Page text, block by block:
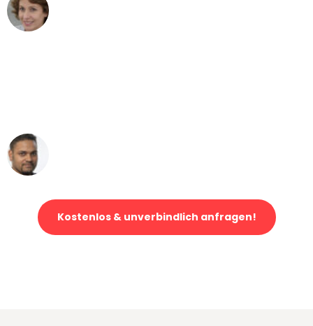
Kostenlos & unverbindlich anfragen!